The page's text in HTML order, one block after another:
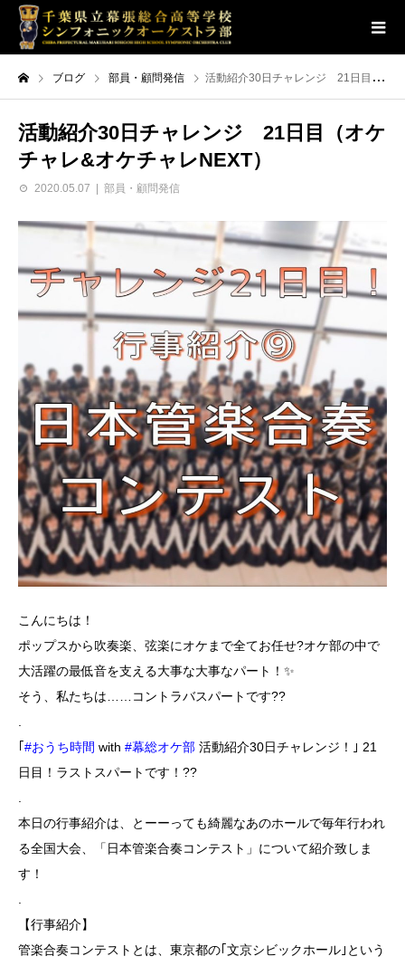
ブログ 部員・顧問発信 活動紹介30日チャレンジ 21日目（オケチャレ&オケチャレNEXT）
活動紹介30日チャレンジ 21日目（オケ
チャレ&オケチャレNEXT）
2020.05.07 部員・顧問発信
こんにちは！
ポップスから吹奏楽、弦楽にオケまで全てお任せ?オケ部の中で
大活躍の最低音を支える大事な大事なパート！✨
そう、私たちは……コントラバスパートです??
#おうち時間 with #幕総オケ部 活動紹介30日チャレンジ！｣ 21
日目！ラストスパートです！??
本日の行事紹介は、とーーっても綺麗なあのホールで毎年行われ
る全国大会、「日本管楽合奏コンテスト」について紹介致しま
す！
【行事紹介】
管楽合奏コンテストとは、東京都の｢文京シビックホール｣という